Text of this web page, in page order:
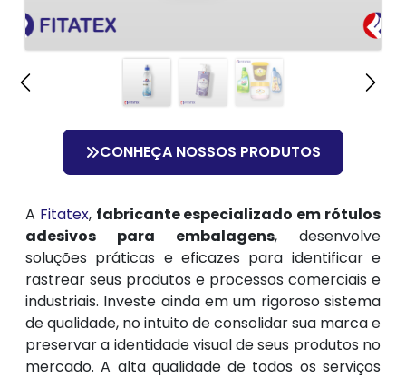
A Fitatex, fabricante especializado em rótulos
adesivos para embalagens, desenvolve
soluções práticas e eficazes para identificar e
rastrear seus produtos e processos comerciais e
industriais. Investe ainda em um rigoroso sistema
de qualidade, no intuito de consolidar sua marca e
preservar a identidade visual de seus produtos no
mercado. A alta qualidade de todos os serviços
CONHEÇA NOSSOS PRODUTOS